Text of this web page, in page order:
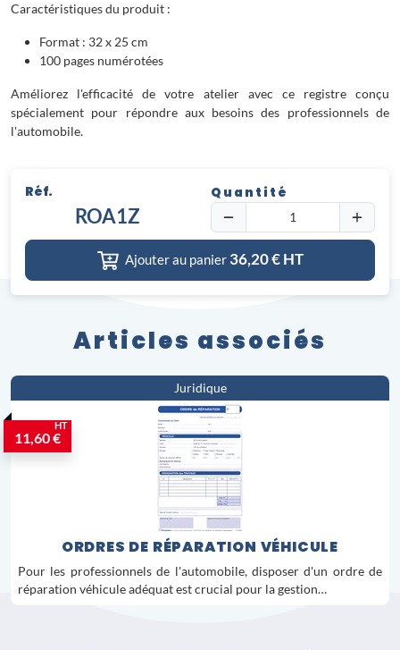
Caractéristiques du produit :
Format : 32 x 25 cm
100 pages numérotées
Améliorez l'efficacité de votre atelier avec ce registre conçu
spécialement pour répondre aux besoins des professionnels de
l'automobile.
Réf.
ROA1Z
Quantité
Ajouter au panier 36,20€ HT
Articles associés
Juridique
11,60 €
HT
ORDRES DE RÉPARATION VÉHICULE
Pour les professionnels de l'automobile, disposer d'un ordre de
réparation véhicule adéquat est crucial pour la gestion…